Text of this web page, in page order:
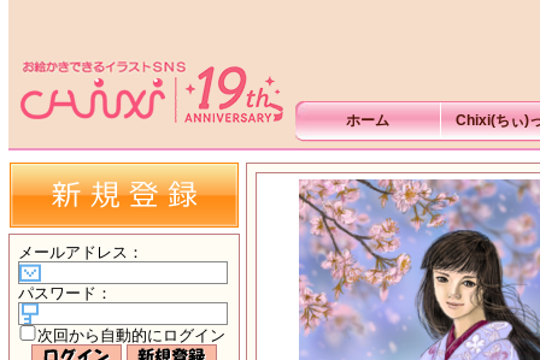
ホーム Chixi(ちぃ)
メールアドレス ：
パスワード ：
次回から自動的にログイン